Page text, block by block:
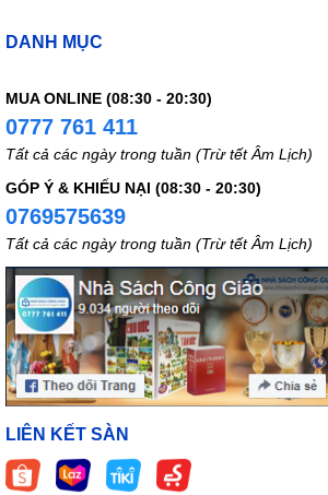
DANH MỤC
MUA ONLINE (08:30 - 20:30)
0777 761 411
Tất cả các ngày trong tuần (Trừ tết Âm Lịch)
GÓP Ý & KHIẾU NẠI (08:30 - 20:30)
0769575639
Tất cả các ngày trong tuần (Trừ tết Âm Lịch)
LIÊN KẾT SÀN